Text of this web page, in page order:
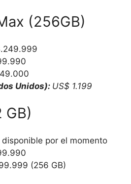
(256GB)
Unidos): US$ 1.199
GB)
disponible por el momento
(256 GB)